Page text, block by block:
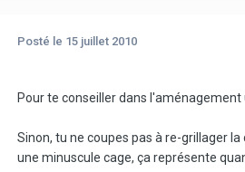
Posté le 15 juillet 2010
Pour te conseiller dans
Sinon, tu ne coupes pas à re-grillager
une minuscule cage, ça représente